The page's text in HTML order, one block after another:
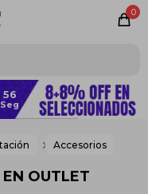
0
56
Accesorios
OUTLET